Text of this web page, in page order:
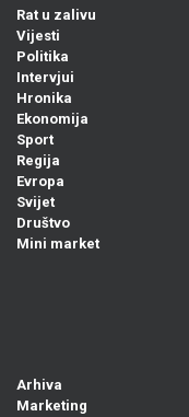
Rat u zalivu
Vijesti
Politika
Intervjui
Hronika
Ekonomija
Sport
Regija
Evropa
Svijet
Društvo
Mini market
Arhiva
Marketing